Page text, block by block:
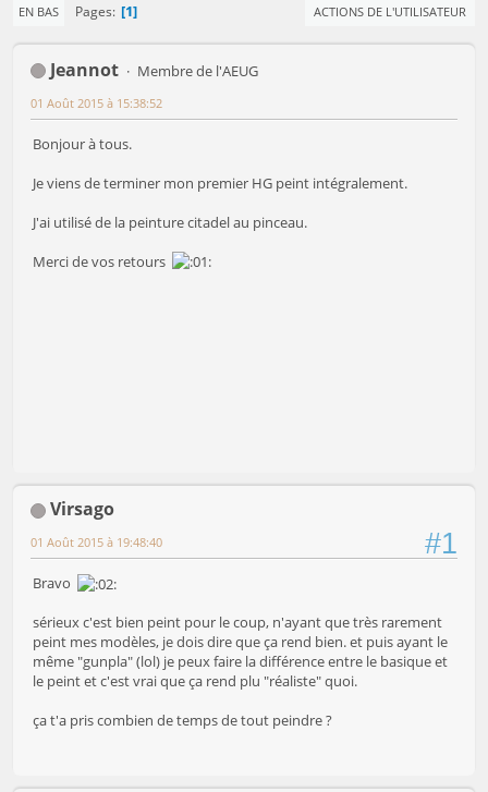
EN BAS Pages 1 ACTIONS DE L'UTILISATEUR
Jeannot Membre de l'AEUG
01 Août 2015 à 15:38:52
Bonjour à tous.
Je viens de terminer mon premier HG peint intégralement.
J'ai utilisé de la peinture citadel au pinceau.
Merci de vos retours
Virsago
#1
01 Août 2015 à 19:48:40
Bravo
sérieux c'est bien peint pour le coup, n'ayant que très rarement
peint mes modèles, je dois dire que ça rend bien. et puis ayant le
même "gunpla" (lol) je peux faire la différence entre le basique et
le peint et c'est vrai que ça rend plu "réaliste" quoi.
ça t'a pris combien de temps de tout peindre ?